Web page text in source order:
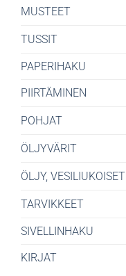
MUSTEET
TUSSIT
PAPERIHAKU
PIIRTÄMINEN
POHJAT
ÖLJYVÄRIT
ÖLJY, VESILIUKOISET
TARVIKKEET
SIVELLINHAKU
KIRJAT